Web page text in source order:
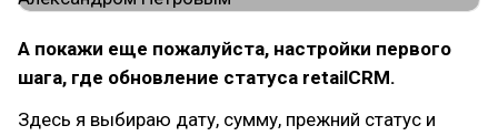
А покажи еще пожалуйста, настройки первого
шага, где обновление статуса retailCRM.
Здесь я выбираю дату, сумму, прежний статус и